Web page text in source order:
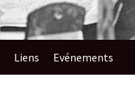
Liens Evénements